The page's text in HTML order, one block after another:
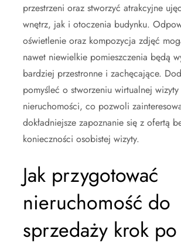
przestrzeni oraz stworzyć atrakcyjne
wnętrz, jak i otoczenia budynku.
oświetlenie oraz kompozycja zdjęć
nawet niewielkie pomieszczenia będą
bardziej przestronne i zachęcające.
pomyśleć o stworzeniu wirtualnej
nieruchomości, co pozwoli
dokładniejsze zapoznanie się z ofertą
konieczności osobistej wizyty.
Jak przygotować
nieruchomość do
sprzedaży krok